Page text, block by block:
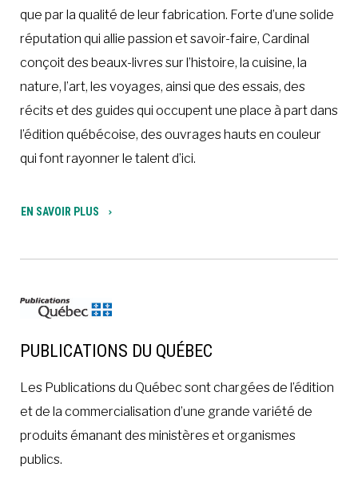
que par la qualité de leur fabrication. Forte d’une solide
réputation qui allie passion et savoir-faire, Cardinal
conçoit des beaux-livres sur l’histoire, la cuisine, la
nature, l’art, les voyages, ainsi que des essais, des
récits et des guides qui occupent une place à part dans
l’édition québécoise, des ouvrages hauts en couleur
qui font rayonner le talent d’ici.
EN SAVOIR PLUS
PUBLICATIONS DU QUÉBEC
Les Publications du Québec sont chargées de l’édition
et de la commercialisation d’une grande variété de
produits émanant des ministères et organismes
publics.